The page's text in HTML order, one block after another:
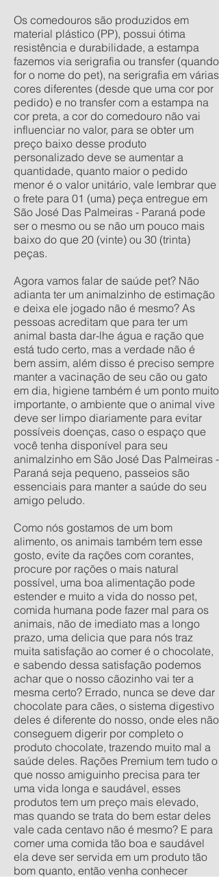
Os comedouros são produzidos em
material plástico (PP), possui ótima
resistência e durabilidade, a estampa
fazemos via serigrafia ou transfer (quando
for o nome do pet), na serigrafia em várias
cores diferentes (desde que uma cor por
pedido) e no transfer com a estampa na
cor preta, a cor do comedouro não vai
influenciar no valor, para se obter um
preço baixo desse produto
personalizado deve se aumentar a
quantidade, quanto maior o pedido
menor é o valor unitário, vale lembrar que
o frete para 01 (uma) peça entregue em
São José Das Palmeiras - Paraná pode
ser o mesmo ou se não um pouco mais
baixo do que 20 (vinte) ou 30 (trinta)
peças.
Agora vamos falar de saúde pet? Não
adianta ter um animalzinho de estimação
e deixa ele jogado não é mesmo? As
pessoas acreditam que para ter um
animal basta dar-lhe água e ração que
está tudo certo, mas a verdade não é
bem assim, além disso é preciso sempre
manter a vacinação de seu cão ou gato
em dia, higiene também é um ponto muito
importante, o ambiente que o animal vive
deve ser limpo diariamente para evitar
possíveis doenças, caso o espaço que
você tenha disponível para seu
animalzinho em São José Das Palmeiras -
Paraná seja pequeno, passeios são
essenciais para manter a saúde do seu
amigo peludo.
Como nós gostamos de um bom
alimento, os animais também tem esse
gosto, evite da rações com corantes,
procure por rações o mais natural
possível, uma boa alimentação pode
estender e muito a vida do nosso pet,
comida humana pode fazer mal para os
animais, não de imediato mas a longo
prazo, uma delicia que para nós traz
muita satisfação ao comer é o chocolate,
e sabendo dessa satisfação podemos
achar que o nosso cãozinho vai ter a
mesma certo? Errado, nunca se deve dar
chocolate para cães, o sistema digestivo
deles é diferente do nosso, onde eles não
conseguem digerir por completo o
produto chocolate, trazendo muito mal a
saúde deles. Rações Premium tem tudo o
que nosso amiguinho precisa para ter
uma vida longa e saudável, esses
produtos tem um preço mais elevado,
mas quando se trata do bem estar deles
vale cada centavo não é mesmo? E para
comer uma comida tão boa e saudável
ela deve ser servida em um produto tão
bom quanto, então venha conhecer